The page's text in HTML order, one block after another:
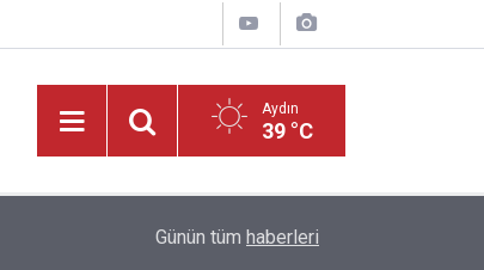
Aydın
39 °C
ADÜ’den tercih yapacak gençlere çağrı
Günün tüm haberleri